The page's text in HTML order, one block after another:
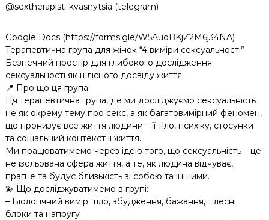
@sextherapist_kvasnytsia (telegram)
Google Docs (https://forms.gle/W5AuoBKjZ2M6j34NA)
Терапевтична група для жінок “4 виміри сексуальності”
Безпечний простір для глибокого дослідження
сексуальності як цілісного досвіду життя.
📍 Про що ця група
Ця терапевтична група, де ми досліджуємо сексуальність
не як окрему тему про секс, а як багатовимірний феномен,
що пронизує все життя людини – її тіло, психіку, стосунки
та соціальний контекст її життя.
Ми працюватимемо через ідею того, що сексуальність – це
не ізольована сфера життя, а те, як людина відчуває,
прагне та будує близькість зі собою та іншими.
💫 Що досліджуватимемо в групі:
– Біологічний вимір: тіло, збудження, бажання, тілесні
блоки та напругу